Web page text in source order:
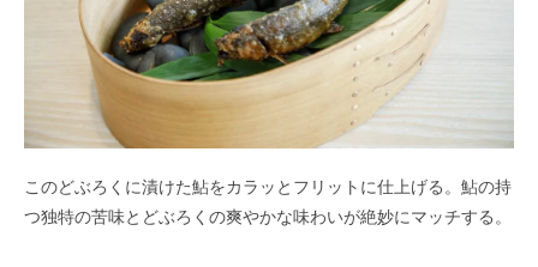
このどぶろくに漬けた鮎をカラッとフリットに仕上げる。鮎の持
つ独特の苦味とどぶろくの爽やかな味わいが絶妙にマッチする。